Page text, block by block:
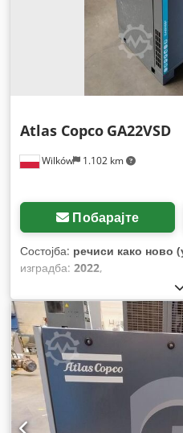
Wilków 1.102 km
Atlas Copco GA22VSD
Побарајте
Состојба: речиси како ново
изградба: 2022,